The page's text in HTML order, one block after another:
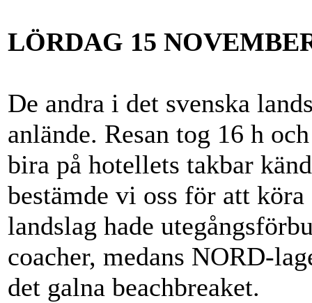
LÖRDAG 15
De andra i det svenska
anlände. Resan tog 16 h
bira på hotellets takbar
bestämde vi oss för att
landslag hade
coacher, medans NORD-
det galna beachbreaket.